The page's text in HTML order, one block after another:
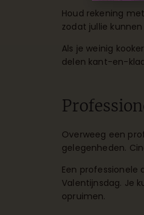
Houd rekening
zodat jullie
Als je weinig
delen kant-en-
Overweeg een
gelegenheden.
Een professionele
Valentijnsdag. Je
opruimen.